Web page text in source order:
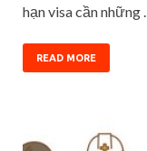
hạn visa cần những …
READ MORE